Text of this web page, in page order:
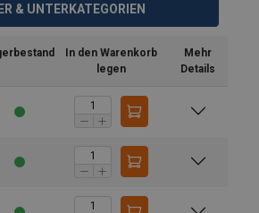
& UNTERKATEGORIEN
In den Warenkorb
legen
Mehr
Details